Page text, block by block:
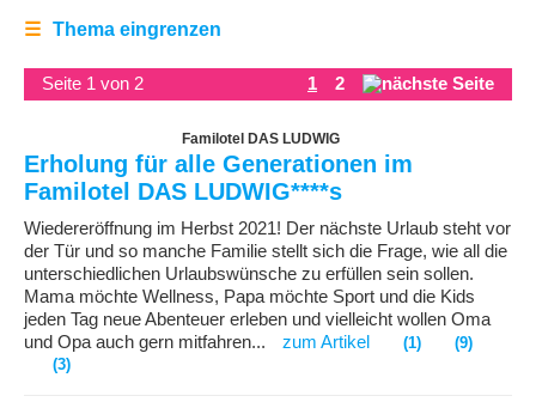
☰ Thema eingrenzen
Seite 1 von 2 1 2
Familotel DAS LUDWIG
Erholung für alle Generationen im
Familotel DAS LUDWIG****s
Wiedereröffnung im Herbst 2021! Der nächste Urlaub steht vor
der Tür und so manche Familie stellt sich die Frage, wie all die
unterschiedlichen Urlaubswünsche zu erfüllen sein sollen.
Mama möchte Wellness, Papa möchte Sport und die Kids
jeden Tag neue Abenteuer erleben und vielleicht wollen Oma
und Opa auch gern mitfahren...
zum Artikel (1)
(9)
(3)